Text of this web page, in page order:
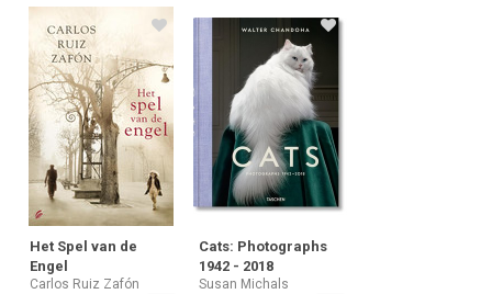
Het Spel van de
Engel
Carlos Ruiz Zafón
Cats: Photographs
1942 - 2018
Susan Michals